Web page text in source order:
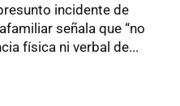
incidente de
señala que “no
física ni verbal de...